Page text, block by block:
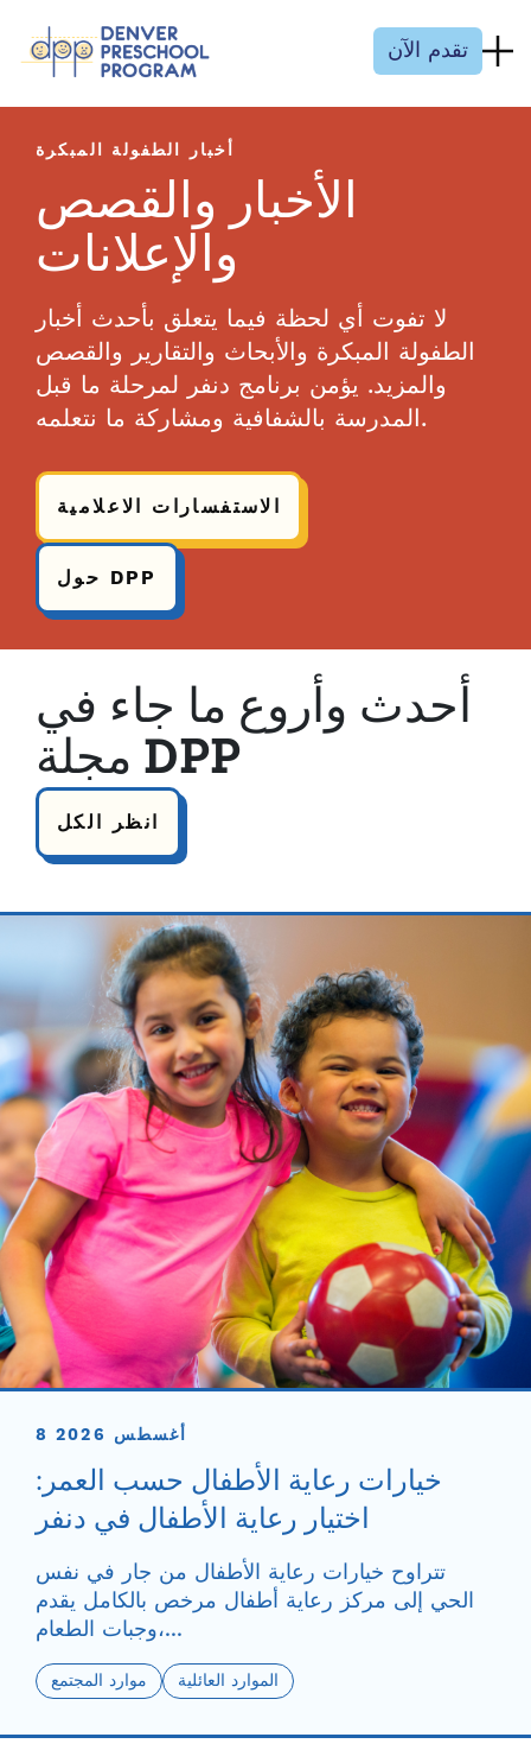
تقدم الآن
أخبار الطفولة المبكرة
الأخبار والقصص
والإعلانات
لا تفوت أي لحظة فيما يتعلق بأحدث أخبار
الطفولة المبكرة والأبحاث والتقارير والقصص
والمزيد. يؤمن برنامج دنفر لمرحلة ما قبل
المدرسة بالشفافية ومشاركة ما نتعلمه.
الاستفسارات الاعلامية
حول DPP
أحدث وأروع ما جاء في
مجلة DPP
انظر الكل
8 أغسطس 2026
خيارات رعاية الأطفال حسب العمر:
اختيار رعاية الأطفال في دنفر
تتراوح خيارات رعاية الأطفال من جار في نفس
الحي إلى مركز رعاية أطفال مرخص بالكامل يقدم
وجبات الطعام،...
موارد المجتمع الموارد العائلية